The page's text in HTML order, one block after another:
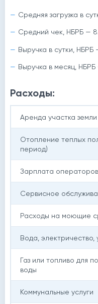
Средняя загрузка в
Средний чек, НБРБ — 8.
Выручка в сутки, НБРБ
Выручка в месяц,
Расходы:
Аренда участка земли
Отопление теплых
период)
Зарплата
Сервисное
Расходы на моющие
Вода, электричество,
Газ или топливо для
воды
Коммунальные услуги